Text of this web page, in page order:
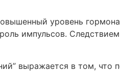
уровень
импульсов.
выражается в том, что